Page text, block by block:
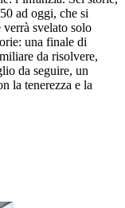
ad oggi, che si
verrà svelato solo
una finale di
da risolvere,
da seguire, un
la tenerezza e la